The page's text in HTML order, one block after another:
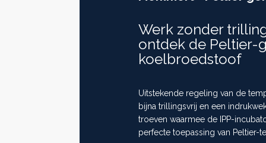
Werk zonder
ontdek de Peltier-
koelbroedstoof
Uitstekende regeling van de
bijna trillingsvrij en een
troeven waarmee de IPP-
perfecte toepassing van Peltier-